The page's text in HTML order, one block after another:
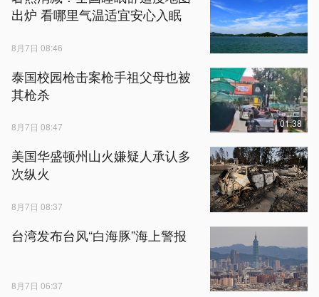
出炉 看哪里气温适宜安心入眠
8月7日 08:46
泰国校园枪击案枪手祖父母也被
其枪杀
8月7日 08:47 01:38
美国华盛顿州山火嫌疑人承认多
次纵火
8月7日 08:37
台湾发布台风“白海豚”海上警报
8月7日 06:37